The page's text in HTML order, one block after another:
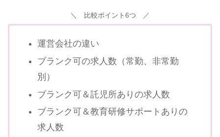
＼ 比較ポイント6つ ／
運営会社の違い
ブランク可の求人数（常勤、非常勤
別）
ブランク可＆託児所ありの求人数
ブランク可＆教育研修サポートありの
求人数